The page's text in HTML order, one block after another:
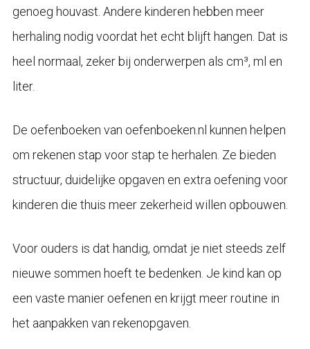
genoeg houvast. Andere kinderen hebben meer
herhaling nodig voordat het echt blijft hangen. Dat is
heel normaal, zeker bij onderwerpen als cm³, ml en
liter.
De oefenboeken van oefenboeken.nl kunnen helpen
om rekenen stap voor stap te herhalen. Ze bieden
structuur, duidelijke opgaven en extra oefening voor
kinderen die thuis meer zekerheid willen opbouwen.
Voor ouders is dat handig, omdat je niet steeds zelf
nieuwe sommen hoeft te bedenken. Je kind kan op
een vaste manier oefenen en krijgt meer routine in
het aanpakken van rekenopgaven.